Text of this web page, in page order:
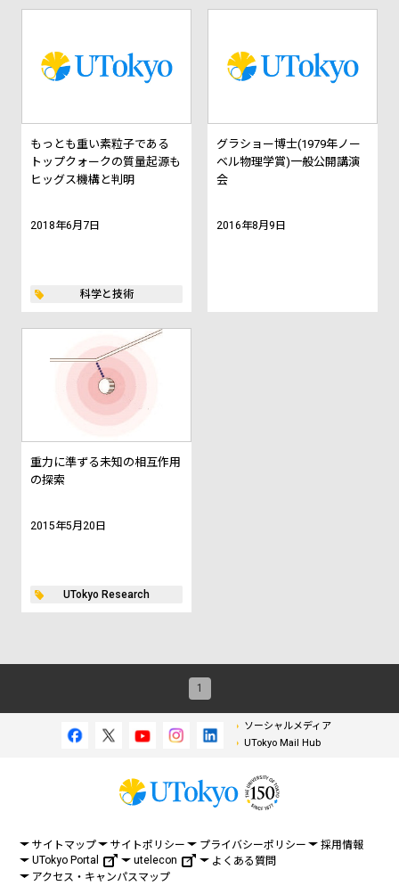
もっとも重い素粒子である
トップクォークの質量起源も
ヒッグス機構と判明
2018年6月7日
科学と技術
グラショー博士(1979年ノー
ベル物理学賞)一般公開講演
会
2016年8月9日
重力に準ずる未知の相互作用
の探索
2015年5月20日
UTokyo Research
1
ソーシャルメディア
UTokyo Mail Hub
サイトマップ サイトポリシー プライバシーポリシー
採用情報
UTokyo Portal
utelecon
よくある質問
アクセス・キャンパスマップ